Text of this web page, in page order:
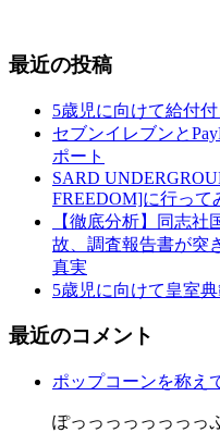
最近の投稿
5歳児に向けて給付
セブンイレブンと
ポート
SARD
FREEDOM]に行って
【徹底分析】同志
故、調査報告書が突
真実
5歳児に向けて皇室
最近のコメント
ポップコーンを称え
ぽっっっっっっっっ